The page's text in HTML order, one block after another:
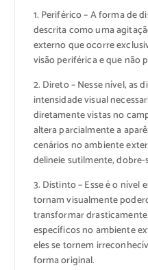
1. Periférico – A forma de
descrita como uma
externo que ocorre
visão periférica e que não
2. Direto – Nesse nível, as
intensidade visual
diretamente vistas no
altera parcialmente a
cenários no ambiente
delineie sutilmente, dobre-
3. Distinto – Esse é o nível
tornam visualmente
transformar
específicos no ambiente
eles se tornem
forma original.